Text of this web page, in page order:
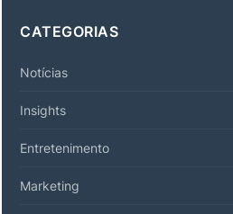
CATEGORIAS
Notícias
Insights
Entretenimento
Marketing